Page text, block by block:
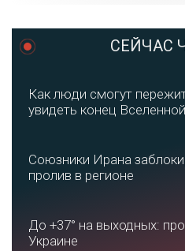
СЕЙЧАС
Как люди смогут
увидеть конец
Союзники Ирана
пролив в регионе
До +37° на выходных:
Украине